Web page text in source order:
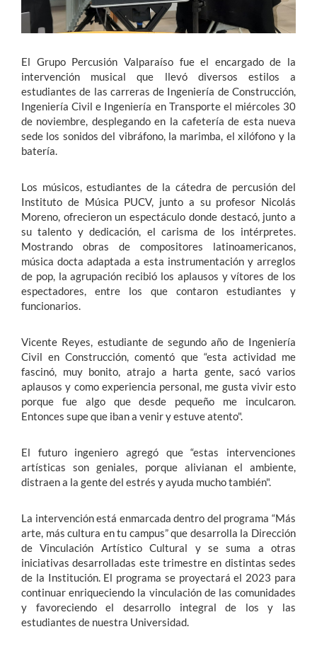
El Grupo Percusión Valparaíso fue el encargado de la
intervención musical que llevó diversos estilos a
estudiantes de las carreras de Ingeniería de Construcción,
Ingeniería Civil e Ingeniería en Transporte el miércoles 30
de noviembre, desplegando en la cafetería de esta nueva
sede los sonidos del vibráfono, la marimba, el xilófono y la
batería.
Los músicos, estudiantes de la cátedra de percusión del
Instituto de Música PUCV, junto a su profesor Nicolás
Moreno, ofrecieron un espectáculo donde destacó, junto a
su talento y dedicación, el carisma de los intérpretes.
Mostrando obras de compositores latinoamericanos,
música docta adaptada a esta instrumentación y arreglos
de pop, la agrupación recibió los aplausos y vítores de los
espectadores, entre los que contaron estudiantes y
funcionarios.
Vicente Reyes, estudiante de segundo año de Ingeniería
Civil en Construcción,
comentó que “esta actividad me
fascinó, muy bonito, atrajo a harta gente, sacó varios
aplausos y como experiencia personal, me gusta vivir esto
porque fue algo que desde pequeño me inculcaron.
Entonces supe que iban a venir y estuve atento".
El futuro ingeniero agregó que “estas intervenciones
artísticas son geniales, porque alivianan el ambiente,
distraen a la gente del estrés y ayuda mucho también".
La intervención está enmarcada dentro del programa “Más
arte, más cultura en tu campus” que desarrolla la Dirección
de Vinculación Artístico Cultural y se suma a otras
iniciativas desarrolladas este trimestre en distintas sedes
de la Institución. El programa se proyectará el 2023 para
continuar enriqueciendo la vinculación de las comunidades
y favoreciendo el desarrollo integral de los y las
estudiantes de nuestra Universidad.